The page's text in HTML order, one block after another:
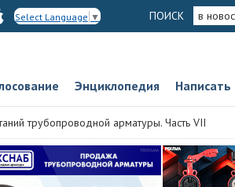
Select Language ▼ ПОИСК в
Энциклопедия
трубопроводной арматуры. Часть VII